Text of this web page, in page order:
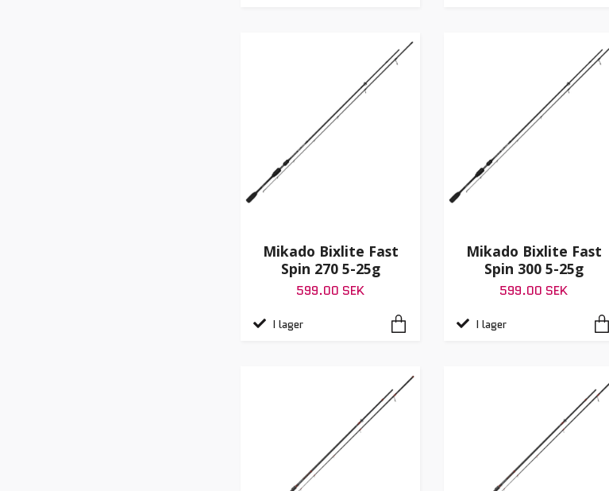
Mikado Bixlite Fast
Spin 270 5-25g
599.00 SEK
I lager
Mikado Bixlite Fast
Spin 300 5-25g
599.00 SEK
I lager